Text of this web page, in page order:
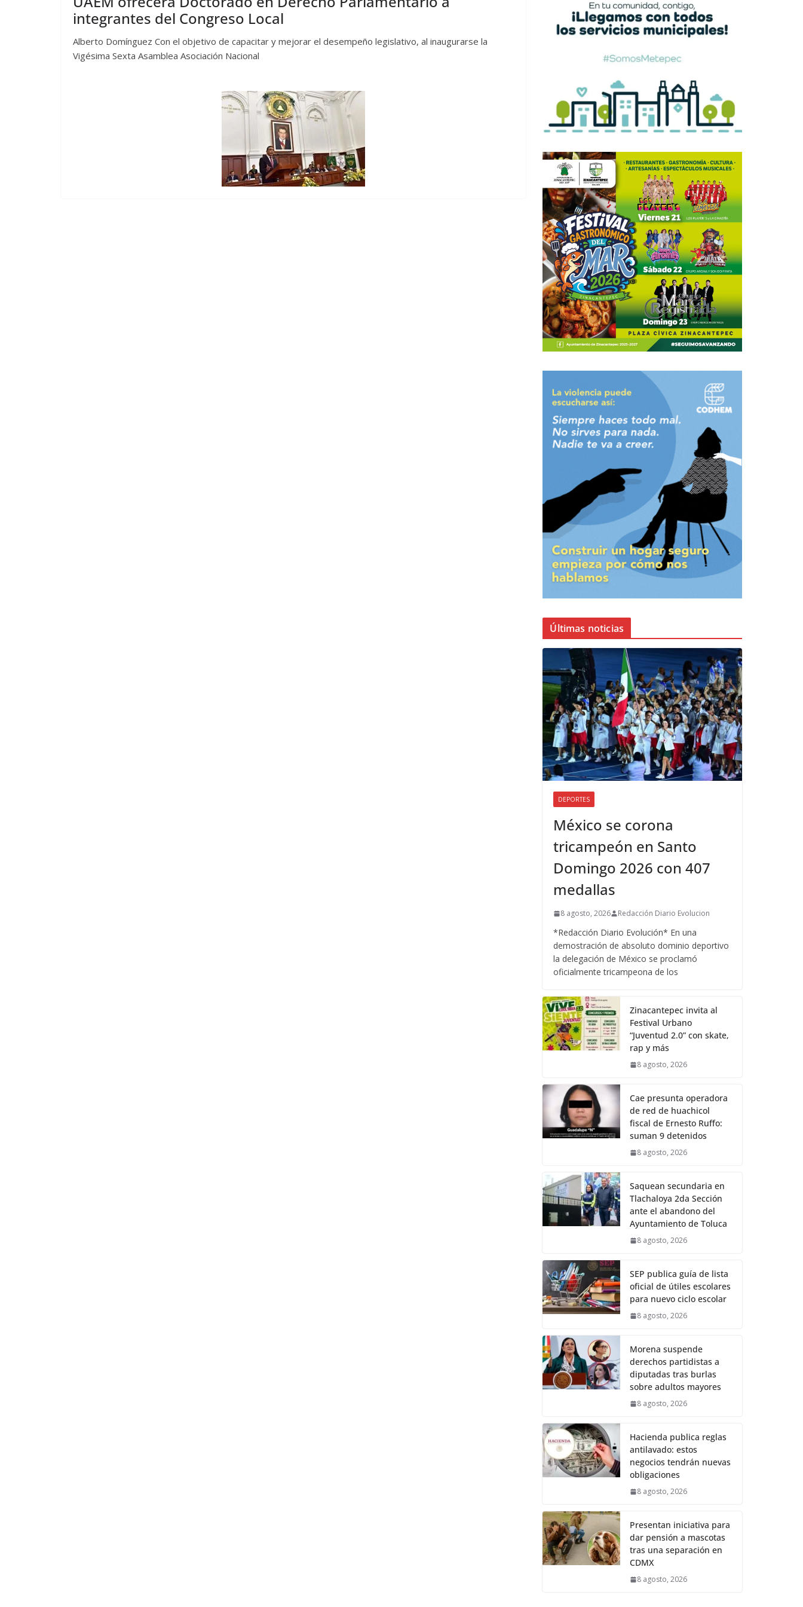
integrantes del Congreso Local
Alberto Domínguez Con el objetivo de capacitar y mejorar el desempeño legislativo, al inaugurarse la
Vigésima Sexta Asamblea Asociación Nacional
Últimas noticias
DEPORTES
México se corona
tricampeón en Santo
Domingo 2026 con 407
medallas
8 agosto, 2026 Redacción Diario Evolucion
*Redacción Diario Evolución* En una
demostración de absoluto dominio deportivo
la delegación de México se proclamó
oficialmente tricampeona de los
Zinacantepec invita al
Festival Urbano
“Juventud 2.0” con skate,
rap y más
8 agosto, 2026
Cae presunta operadora
de red de huachicol
fiscal de Ernesto Ruffo:
suman 9 detenidos
8 agosto, 2026
Saquean secundaria en
Tlachaloya 2da Sección
ante el abandono del
Ayuntamiento de Toluca
8 agosto, 2026
SEP publica guía de lista
oficial de útiles escolares
para nuevo ciclo escolar
8 agosto, 2026
Morena suspende
derechos partidistas a
diputadas tras burlas
sobre adultos mayores
8 agosto, 2026
Hacienda publica reglas
antilavado: estos
negocios tendrán nuevas
obligaciones
8 agosto, 2026
Presentan iniciativa para
dar pensión a mascotas
tras una separación en
CDMX
8 agosto, 2026